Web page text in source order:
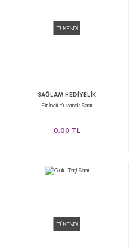
TÜKENDİ
SAĞLAM HEDİYELİK
Elit İncili Yuvarlak Saat
0,00 TL
TÜKENDİ